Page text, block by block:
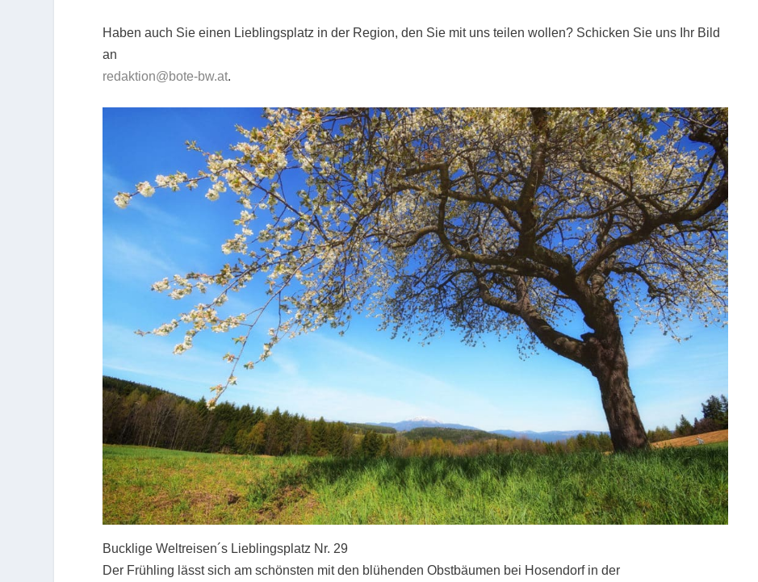
Haben auch Sie einen Lieblingsplatz in der Region, den Sie mit uns teilen wollen? Schicken Sie uns Ihr Bild
an
redaktion@bote-bw.at.
Bucklige Weltreisen´s Lieblingsplatz Nr. 29
Der Frühling lässt sich am schönsten mit den blühenden Obstbäumen bei Hosendorf in der